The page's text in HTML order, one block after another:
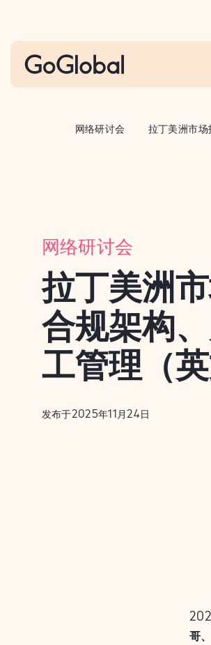
网络研讨会 拉丁美洲市场
网络研讨会
拉丁美洲
合规架构
工管理（英
发布于2025年11月24日
哥